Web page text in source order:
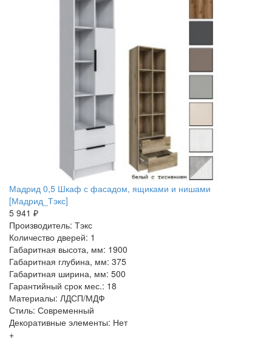
Мадрид 0,5 Шкаф с фасадом, ящиками и нишами
[Мадрид_Тэкс]
5 941 ₽
Производитель: Тэкс
Количество дверей: 1
Габаритная высота, мм: 1900
Габаритная глубина, мм: 375
Габаритная ширина, мм: 500
Гарантийный срок мес.: 18
Материалы: ЛДСП/МДФ
Стиль: Современный
Декоративные элементы: Нет
+